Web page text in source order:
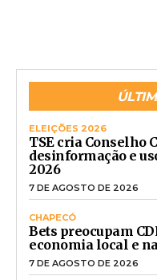
ELEIÇÕES 2026
TSE cria Conselho
desinformação e
2026
7 DE AGOSTO DE 2026
CHAPECÓ
Bets preocupam
economia local e
7 DE AGOSTO DE 2026